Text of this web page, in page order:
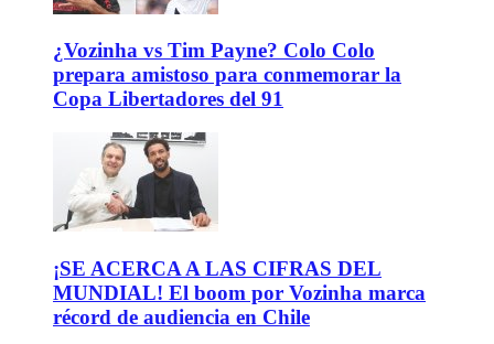
¿Vozinha vs Tim Payne? Colo Colo
prepara amistoso para conmemorar la
Copa Libertadores del 91
¡SE ACERCA A LAS CIFRAS DEL
MUNDIAL! El boom por Vozinha marca
récord de audiencia en Chile